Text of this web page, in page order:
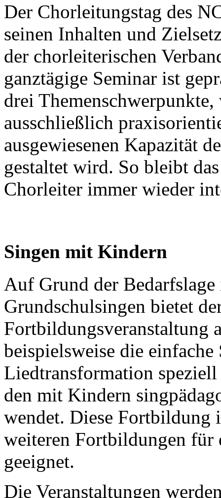
Der Chorleitungstag des
seinen Inhalten und
der chorleiterischen
ganztägige Seminar ist
drei
ausschließlich
ausgewiesenen Kapazität
gestaltet wird. So bleibt
Chorleiter immer wieder
Singen mit Kindern
Auf Grund der
Grundschulsingen bietet
Fortbildungsveranstaltung
beispielsweise die
Liedtransformation
den mit Kindern
wendet. Diese Fortbildung
weiteren Fortbildungen
geeignet.
Die Veranstaltungen